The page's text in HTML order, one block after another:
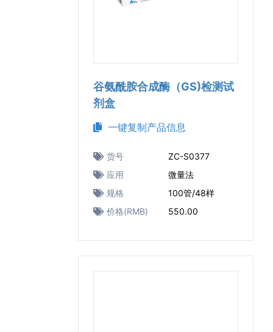
谷氨酰胺合成酶（GS)检测试
剂盒
一键复制产品信息
货号
ZC-S0377
应用
微量法
规格
100管/48样
价格(RMB)
550.00